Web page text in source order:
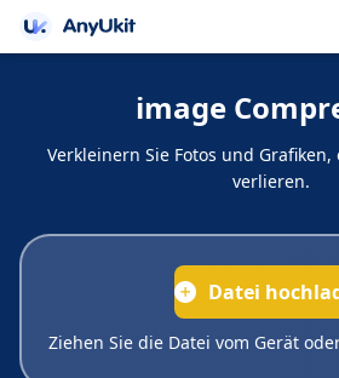
image
Verkleinern Sie Fotos und
verlieren.
Datei
Ziehen Sie die Datei vom Gerät